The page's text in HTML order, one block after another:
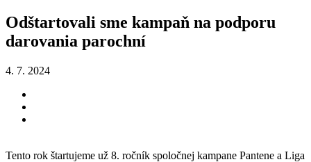
Odštartovali sme kampaň na podporu
darovania parochní
4. 7. 2024
Tento rok štartujeme už 8. ročník spoločnej kampane Pantene a Liga